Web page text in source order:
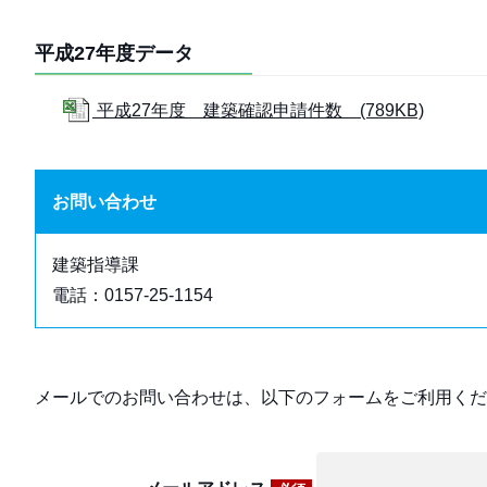
平成27年度データ
平成27年度 建築確認申請件数 (789KB)
お問い合わせ
建築指導課
電話：0157-25-1154
メールでのお問い合わせは、以下のフォームをご利用く